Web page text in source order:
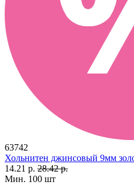
63742
Хольнитен джинсовый 9мм
14.21 р. 28.42 р.
Мин. 100 шт